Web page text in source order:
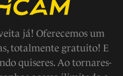
já! Oferecemos um
totalmente gratuito! E
quiseres. Ao tornares-